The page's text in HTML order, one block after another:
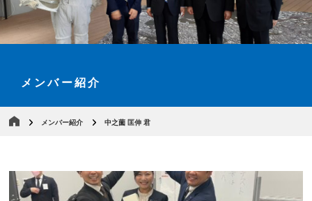
メンバー紹介
メンバー紹介 中之薗 匡伸 君